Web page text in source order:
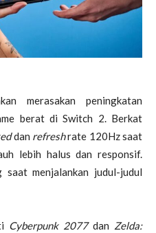
merasakan peningkatan
berat di Switch 2. Berkat
dan refreshrate 120Hz saat
lebih halus dan responsif.
menjalankan judul-judul
Cyberpunk 2077dan Zelda: